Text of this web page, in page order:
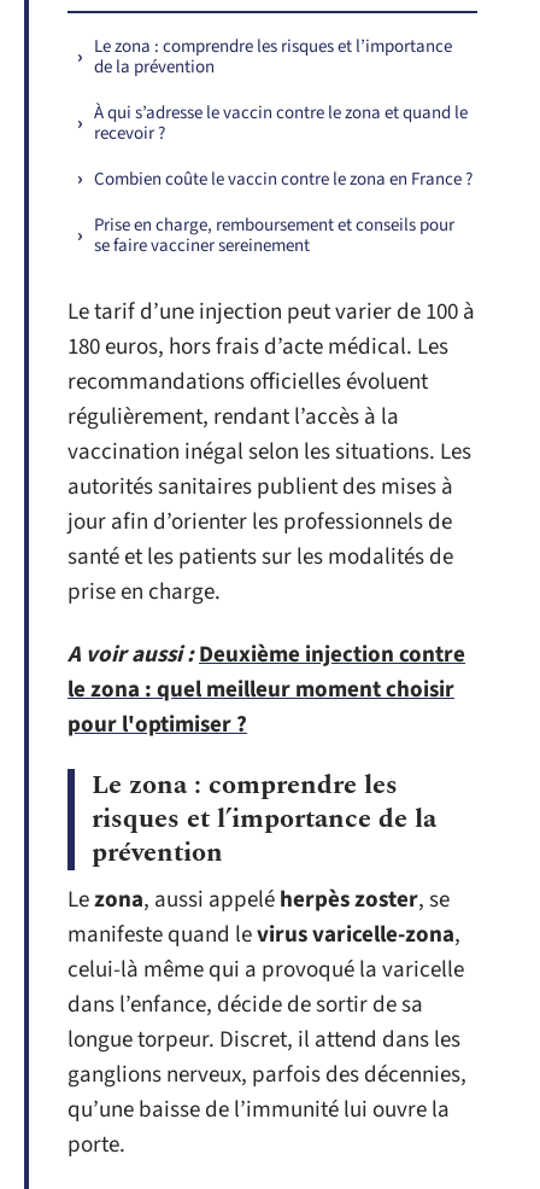
Le zona : comprendre les risques et l’importance
de la prévention
À qui s’adresse le vaccin contre le zona et quand le
recevoir ?
Combien coûte le vaccin contre le zona en France ?
Prise en charge, remboursement et conseils pour
se faire vacciner sereinement
Le tarif d’une injection peut varier de 100 à
180 euros, hors frais d’acte médical. Les
recommandations officielles évoluent
régulièrement, rendant l’accès à la
vaccination inégal selon les situations. Les
autorités sanitaires publient des mises à
jour afin d’orienter les professionnels de
santé et les patients sur les modalités de
prise en charge.
A voir aussi :Deuxième injection contre
le zona : quel meilleur moment choisir
pour l'optimiser ?
Le zona : comprendre les
risques et l’importance de la
prévention
Lezona, aussi appeléherpès zoster, se
manifeste quand levirus varicelle-zona,
celui-là même qui a provoqué la varicelle
dans l’enfance, décide de sortir de sa
longue torpeur. Discret, il attend dans les
ganglions nerveux, parfois des décennies,
qu’une baisse de l’immunité lui ouvre la
porte.